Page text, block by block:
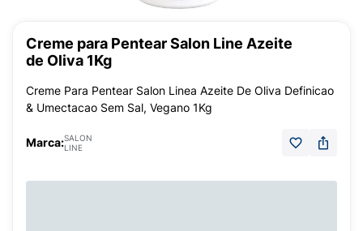
Creme para Pentear Salon Line Azeite
de Oliva 1Kg
Creme Para Pentear Salon Linea Azeite De Oliva Definicao
& Umectacao Sem Sal, Vegano 1Kg
Marca:SALON
LINE